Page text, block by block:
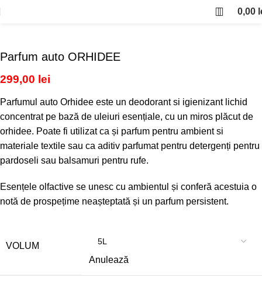
0,00
Parfum auto ORHIDEE
299,00 lei
Parfumul auto Orhidee este un deodorant si igienizant lichid
concentrat pe bază de uleiuri esențiale, cu un miros plăcut de
orhidee. Poate fi utilizat ca și parfum pentru ambient si
materiale textile sau ca aditiv parfumat pentru detergenți pentru
pardoseli sau balsamuri pentru rufe.
Esențele olfactive se unesc cu ambientul și conferă acestuia o
notă de prospețime neașteptată și un parfum persistent.
VOLUM
Anulează